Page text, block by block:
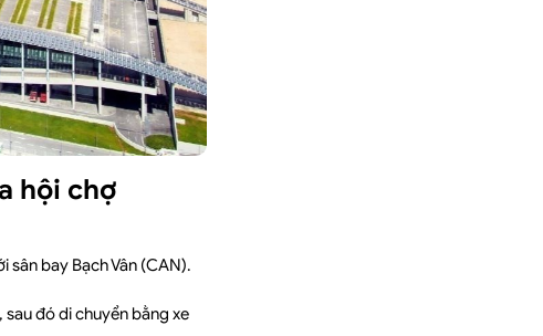
hội chợ
sân bay Bạch Vân (CAN).
đó di chuyển bằng xe